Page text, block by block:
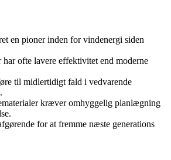
en pioner inden for vindenergi siden
ofte lavere effektivitet end moderne
til midlertidigt fald i vedvarende
kræver omhyggelig planlægning
for at fremme næste generations